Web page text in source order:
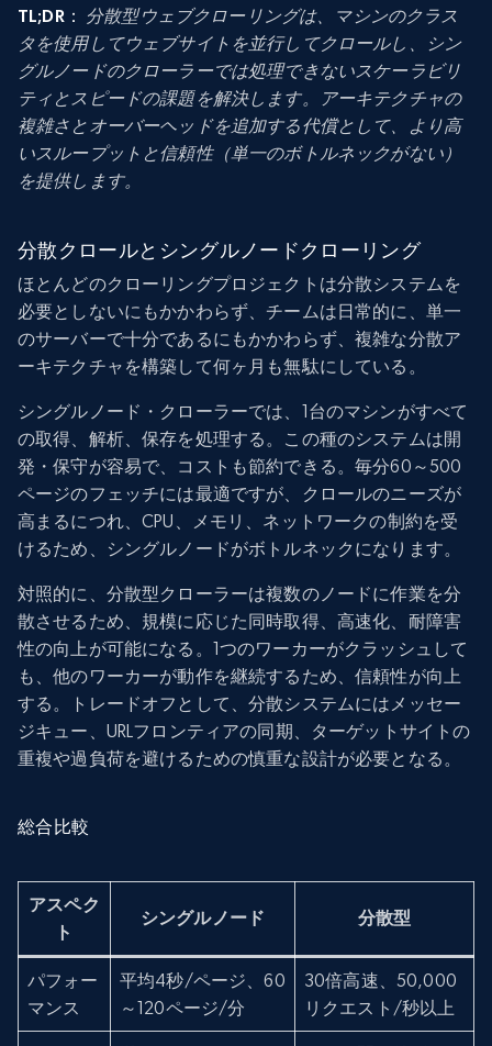
TL;DR：
分散型ウェブクローリングは、マシンのクラス
タを使用してウェブサイトを並行してクロールし、シン
グルノードのクローラーでは処理できないスケーラビリ
ティとスピードの課題を解決します。アーキテクチャの
複雑さとオーバーヘッドを追加する代償として、より高
いスループットと信頼性（単一のボトルネックがない）
を提供します。
分散クロールとシングルノードクローリング
ほとんどのクローリングプロジェクトは分散システムを
必要としないにもかかわらず、チームは日常的に、単一
のサーバーで十分であるにもかかわらず、複雑な分散ア
ーキテクチャを構築して何ヶ月も無駄にしている。
シングルノード・クローラーでは、1台のマシンがすべて
の取得、解析、保存を処理する。この種のシステムは開
発・保守が容易で、コストも節約できる。毎分60～500
ページのフェッチには最適ですが、クロールのニーズが
高まるにつれ、CPU、メモリ、ネットワークの制約を受
けるため、シングルノードがボトルネックになります。
対照的に、分散型クローラーは複数のノードに作業を分
散させるため、規模に応じた同時取得、高速化、耐障害
性の向上が可能になる。1つのワーカーがクラッシュして
も、他のワーカーが動作を継続するため、信頼性が向上
する。トレードオフとして、分散システムにはメッセー
ジキュー、URLフロンティアの同期、ターゲットサイトの
重複や過負荷を避けるための慎重な設計が必要となる。
総合比較
アスペク
ト
シングルノード 分散型
パフォー
マンス
平均4秒/ページ、60
～120ページ/分
30倍高速、50,000
リクエスト/秒以上